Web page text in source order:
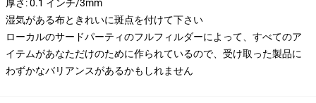
厚さ: 0.1 インチ/3mm
湿気がある布ときれいに斑点を付けて下さい
ローカルのサードパーティのフルフィルダーによって、すべてのア
イテムがあなただけのために作られているので、受け取った製品に
わずかなバリアンスがあるかもしれません